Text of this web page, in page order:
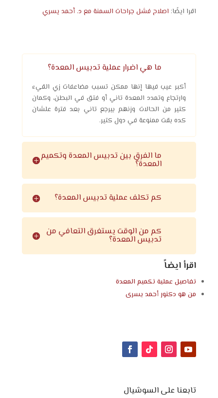
اقرا ايضًا: اصلاح فشل جراحات السمنة مع د. أحمد يسري
ما هي اضرار عملية تدبيس المعدة؟
أكبر عيب فيها إنها ممكن تسبب مضاعفات زي القيء
وارتجاع وتمدد المعدة تاني أو فتق في البطن، وكمان
كتير من الحالات وزنهم بيرجع تاني بعد فترة علشان
كده بقت ممنوعة في دول كتير.
ما الفرق بين تدبيس المعدة وتكميم
المعدة؟
كم تكلف عملية تدبيس المعدة؟
كم من الوقت يستغرق التعافي من
تدبيس المعدة؟
اقرأ ايضاً
تفاصيل عملية تكميم المعدة
من هو دكتور أحمد يسرى
تابعنا على السوشيال